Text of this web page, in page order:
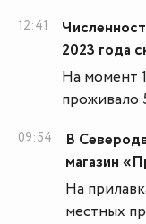
12:41
2023 года
На момент
проживало
09:54
В
магазин
На
местных